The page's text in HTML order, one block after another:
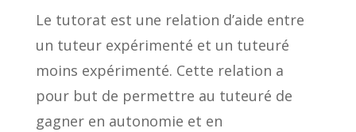
Le tutorat est une relation d’aide entre
un tuteur expérimenté et un tuteuré
moins expérimenté. Cette relation a
pour but de permettre au tuteuré de
gagner en autonomie et en